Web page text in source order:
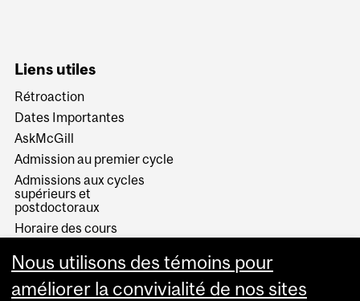
Liens utiles
Rétroaction
Dates Importantes
AskMcGill
Admission au premier cycle
Admissions aux cycles
supérieurs et
postdoctoraux
Horaire des cours
Services aux étudiants
Nous utilisons des témoins pour
améliorer la convivialité de nos sites